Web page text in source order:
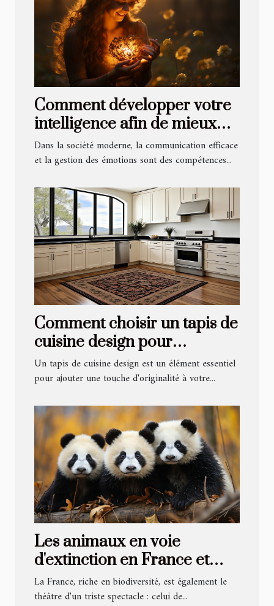
Comment développer votre
intelligence afin de mieux
partager vos émotions ?
Dans la société moderne, la communication efficace
et la gestion des émotions sont des compétences...
Comment choisir un tapis de
cuisine design pour
rehausser votre intérieur
Un tapis de cuisine design est un élément essentiel
pour ajouter une touche d'originalité à votre...
Les animaux en voie
d'extinction en France et
comment les aider
La France, riche en biodiversité, est également le
théâtre d'un triste spectacle : celui de...